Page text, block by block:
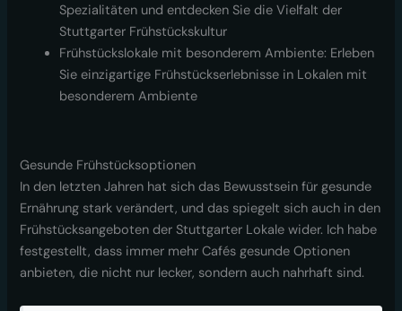
Spezialitäten und entdecken Sie die Vielfalt der
Stuttgarter Frühstückskultur
Frühstückslokale mit besonderem Ambiente: Erleben
Sie einzigartige Frühstückserlebnisse in Lokalen mit
besonderem Ambiente
Gesunde Frühstücksoptionen
In den letzten Jahren hat sich das Bewusstsein für gesunde
Ernährung stark verändert, und das spiegelt sich auch in den
Frühstücksangeboten der Stuttgarter Lokale wider. Ich habe
festgestellt, dass immer mehr Cafés gesunde Optionen
anbieten, die nicht nur lecker, sondern auch nahrhaft sind.